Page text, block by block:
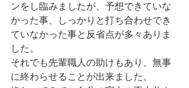
ンをし臨みましたが、予想できていな
かった事、しっかりと打ち合わせでき
ていなかった事と反省点が多々ありま
した。
それでも先輩職人の助けもあり、無事
に終わらせることが出来ました。